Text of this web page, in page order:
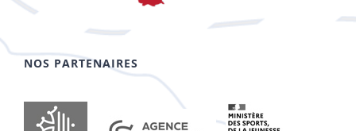
NOS PARTENAIRES